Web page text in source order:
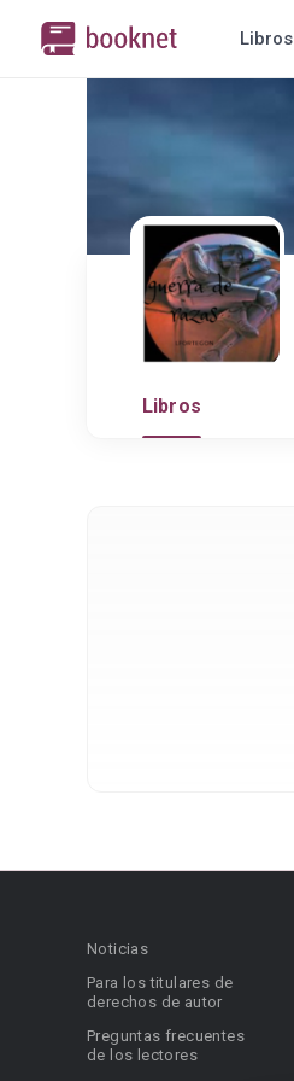
Libros
Libros
Noticias
Para los titulares de
derechos de autor
Preguntas frecuentes
de los lectores